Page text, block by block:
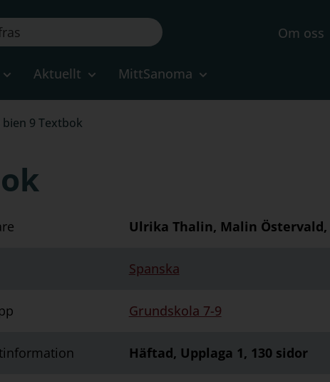
Om oss
Aktuellt MittSanoma
bien 9 Textbok
Ulrika Thalin, Malin
Spanska
Grundskola 7-9
Häftad, Upplaga 1, 130 sidor